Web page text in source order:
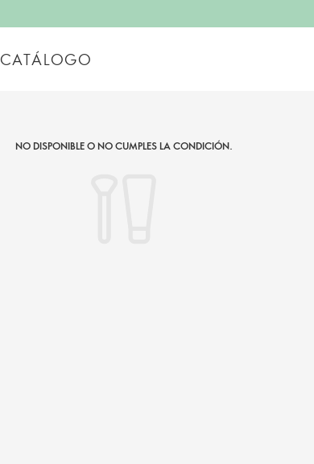
CATÁLOGO
NO DISPONIBLE O NO CUMPLES LA CONDICIÓN.